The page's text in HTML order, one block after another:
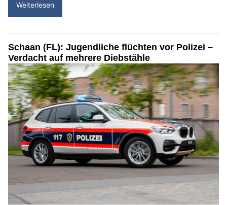
Weiterlesen
Schaan (FL): Jugendliche flüchten vor Polizei –
Verdacht auf mehrere Diebstähle